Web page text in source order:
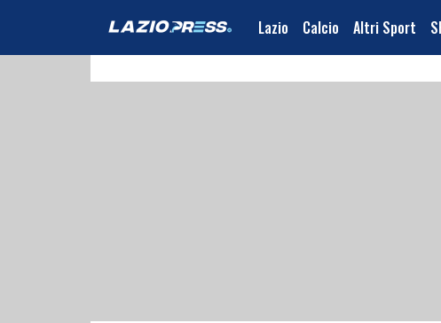
Lazio Calcio Altri Sport